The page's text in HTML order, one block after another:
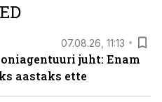
07.08.26, 11:13
juht: Enam
aastaks ette